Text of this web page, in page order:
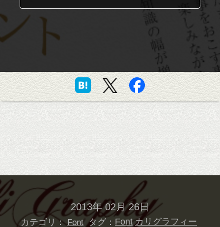
2013年 02月 26日
カテゴリ： Font タグ： Font カリグラフィー